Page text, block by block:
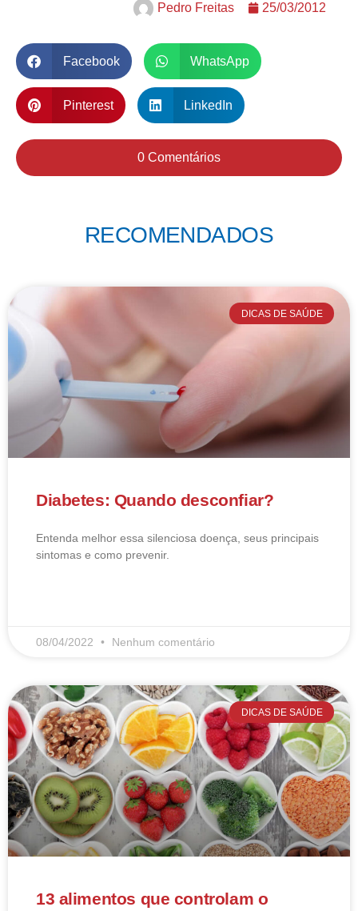
Pedro Freitas 25/03/2012
Facebook WhatsApp
Pinterest LinkedIn
0 Comentários
RECOMENDADOS
DICAS DE SAÚDE
Diabetes: Quando desconfiar?
Entenda melhor essa silenciosa doença, seus principais
sintomas e como prevenir.
08/04/2022 Nenhum comentário
DICAS DE SAÚDE
13 alimentos que controlam o